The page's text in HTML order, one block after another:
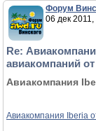
Форум
06 дек
Re:
авиакомпаний
Авиакомпания
Авиакомпания Iberia